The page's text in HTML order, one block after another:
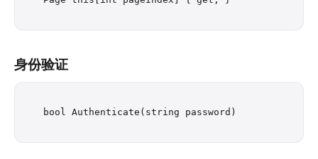
身份验证